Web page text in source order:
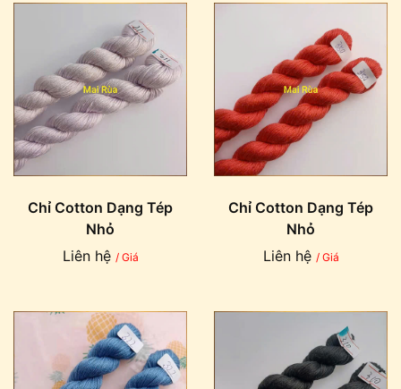
Chỉ Cotton Dạng Tép
Nhỏ
Liên hệ / Giá
Chỉ Cotton Dạng Tép
Nhỏ
Liên hệ / Giá